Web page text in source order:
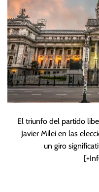
El triunfo del partido
Javier Milei en las
un giro